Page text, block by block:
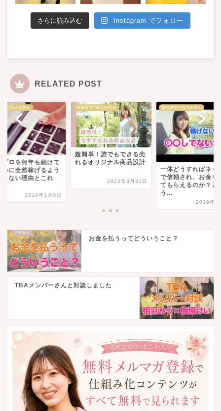
さらに読み込む Instagram でフォロー
RELATED POST
信で収入を得る
ブロを何年も続けて
のに全然稼げるよう
らない理由とこれ
2018年1月8日
情報発信で収入を得る
超簡単！誰でもできる売
れるオリジナル商品設計
2022年8月31日
情報発信で収入を得る
一体どうすればネッ
で信頼され、お金を
てもらえるのか？と
う...
2019年1
お金を払うってどういうこと？
TBAメンバーさんと対談しました